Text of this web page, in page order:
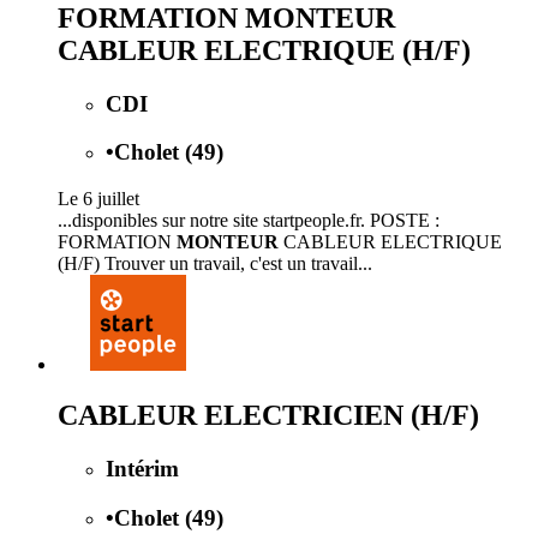
FORMATION MONTEUR
CABLEUR ELECTRIQUE (H/F)
CDI
•Cholet (49)
Le 6 juillet
...disponibles sur notre site startpeople.fr. POSTE :
FORMATION MONTEUR CABLEUR ELECTRIQUE
(H/F) Trouver un travail, c'est un travail...
CABLEUR ELECTRICIEN (H/F)
Intérim
•Cholet (49)